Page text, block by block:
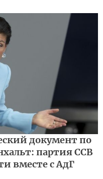
документ по
партия ССВ
вместе с АдГ